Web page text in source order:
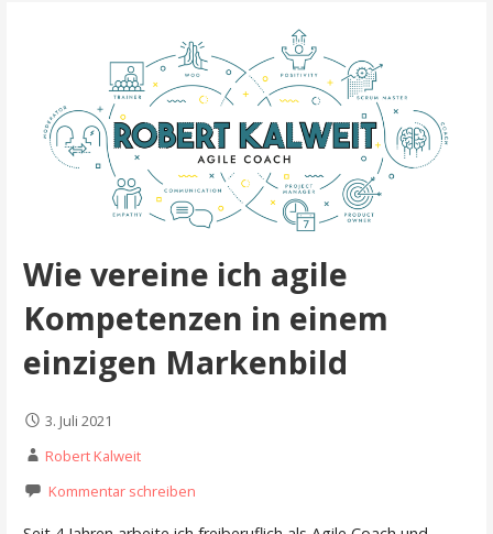
Wie vereine ich agile
Kompetenzen in einem
einzigen Markenbild
3. Juli 2021
Robert Kalweit
Kommentar schreiben